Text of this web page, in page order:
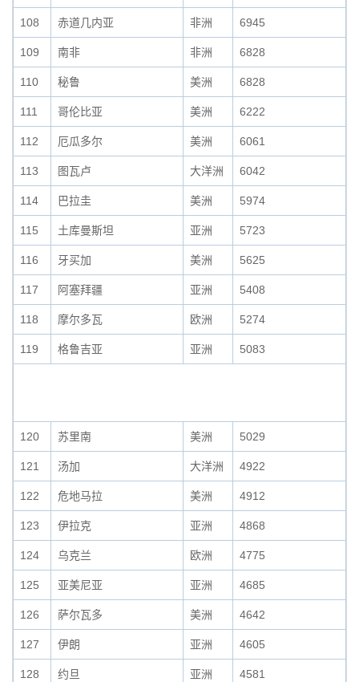
108 赤道几内亚 非洲 6945
109 南非 非洲 6828
110 秘鲁 美洲 6828
111 哥伦比亚 美洲 6222
112 厄瓜多尔 美洲 6061
113 图瓦卢 大洋洲 6042
114 巴拉圭 美洲 5974
115 土库曼斯坦 亚洲 5723
116 牙买加 美洲 5625
117 阿塞拜疆 亚洲 5408
118 摩尔多瓦 欧洲 5274
119 格鲁吉亚 亚洲 5083
120 苏里南 美洲 5029
121 汤加 大洋洲 4922
122 危地马拉 美洲 4912
123 伊拉克 亚洲 4868
124 乌克兰 欧洲 4775
125 亚美尼亚 亚洲 4685
126 萨尔瓦多 美洲 4642
127 伊朗 亚洲 4605
128 约旦 亚洲 4581